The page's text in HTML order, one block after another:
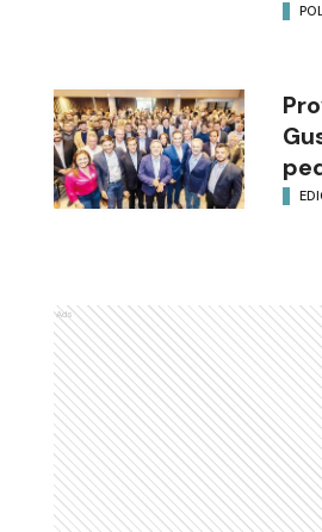
Ads